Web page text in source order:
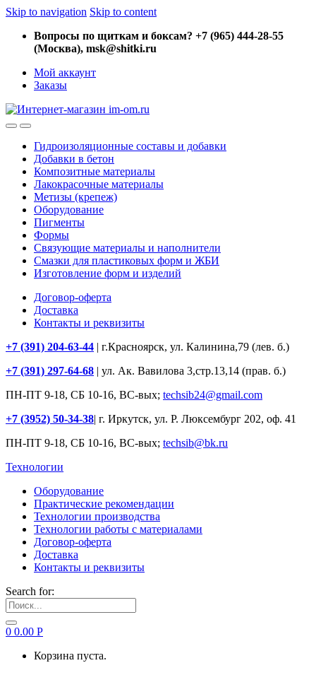
Skip to navigation Skip to content
Вопросы по щиткам и боксам? +7 (965) 444-28-55
(Москва), msk@shitki.ru
Мой аккаунт
Заказы
Гидроизоляционные составы и добавки
Добавки в бетон
Композитные материалы
Лакокрасочные материалы
Метизы (крепеж)
Оборудование
Пигменты
Формы
Связующие материалы и наполнители
Смазки для пластиковых форм и ЖБИ
Изготовление форм и изделий
Договор-оферта
Доставка
Контакты и реквизиты
+7 (391) 204-63-44 | г.Красноярск, ул. Калинина,79 (лев. б.)
+7 (391) 297-64-68 | ул. Ак. Вавилова 3,стр.13,14 (прав. б.)
ПН-ПТ 9-18, СБ 10-16, ВС-вых; techsib24@gmail.com
+7 (3952) 50-34-38| г. Иркутск, ул. Р. Люксембург 202, оф. 41
ПН-ПТ 9-18, СБ 10-16, ВС-вых; techsib@bk.ru
Технологии
Оборудование
Практические рекомендации
Технологии производства
Технологии работы с материалами
Договор-оферта
Доставка
Контакты и реквизиты
Search for:
0 0.00 Р
Корзина пуста.